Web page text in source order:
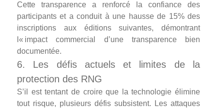
Cette transparence a renforcé la confiance des
participants et a conduit à une hausse de 15% des
inscriptions aux éditions suivantes, démontrant
l« impact commercial d’une transparence bien
documentée.
6. Les défis actuels et limites de la
protection des RNG
S’il est tentant de croire que la technologie élimine
tout risque, plusieurs défis subsistent. Les attaques